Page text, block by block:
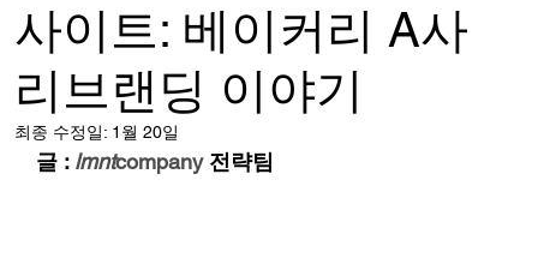
사이트: 베이커리 A사
리브랜딩 이야기
최종 수정일: 1월 20일
글 : lmntcompany 전략팀